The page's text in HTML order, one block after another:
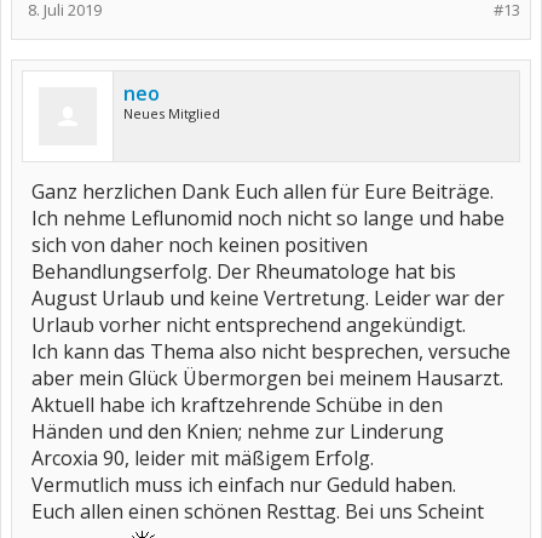
#13
8. Juli 2019
neo
Neues Mitglied
Ganz herzlichen Dank Euch allen für Eure Beiträge.
Ich nehme Leflunomid noch nicht so lange und habe
sich von daher noch keinen positiven
Behandlungserfolg. Der Rheumatologe hat bis
August Urlaub und keine Vertretung. Leider war der
Urlaub vorher nicht entsprechend angekündigt.
Ich kann das Thema also nicht besprechen, versuche
aber mein Glück Übermorgen bei meinem Hausarzt.
Aktuell habe ich kraftzehrende Schübe in den
Händen und den Knien; nehme zur Linderung
Arcoxia 90, leider mit mäßigem Erfolg.
Vermutlich muss ich einfach nur Geduld haben.
Euch allen einen schönen Resttag. Bei uns Scheint